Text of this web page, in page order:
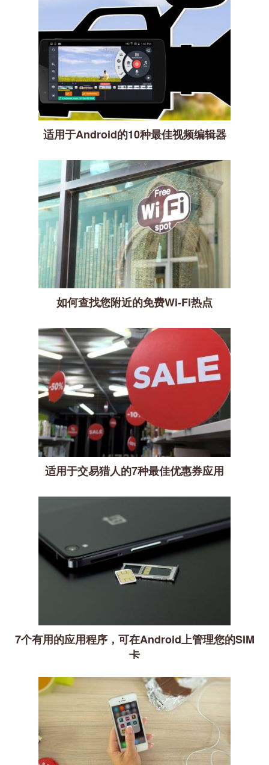
适用于Android的10种最佳视频编辑器
如何查找您附近的免费Wi-Fi热点
适用于交易猎人的7种最佳优惠券应用
7个有用的应用程序，可在Android上管理您的SIM
卡